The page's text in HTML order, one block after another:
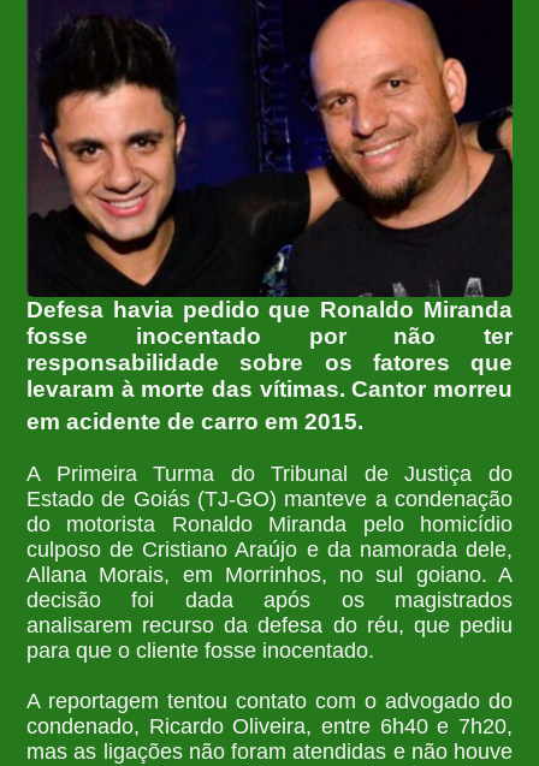
Defesa havia pedido que Ronaldo Miranda
fosse inocentado por não ter
responsabilidade sobre os fatores que
levaram à morte das vítimas. Cantor morreu
em acidente de carro em 2015.
A Primeira Turma do Tribunal de Justiça do
Estado de Goiás (TJ-GO) manteve a condenação
do motorista Ronaldo Miranda pelo homicídio
culposo de Cristiano Araújo e da namorada dele,
Allana Morais, em Morrinhos, no sul goiano. A
decisão foi dada após os magistrados
analisarem recurso da defesa do réu, que pediu
para que o cliente fosse inocentado.
A reportagem tentou contato com o advogado do
condenado, Ricardo Oliveira, entre 6h40 e 7h20,
mas as ligações não foram atendidas e não houve